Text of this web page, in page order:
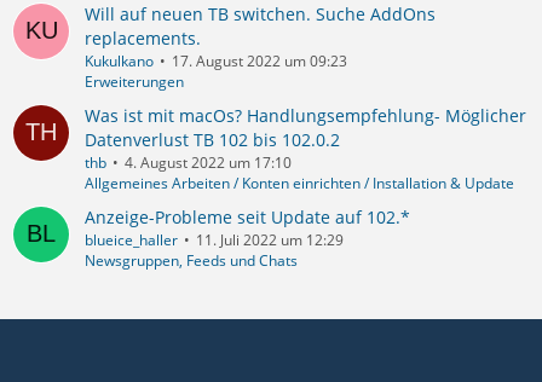
Will auf neuen TB switchen. Suche AddOns
replacements.
Kukulkano
17. August 2022 um 09:23
Erweiterungen
Was ist mit macOs? Handlungsempfehlung- Möglicher
Datenverlust TB 102 bis 102.0.2
thb
4. August 2022 um 17:10
Allgemeines Arbeiten / Konten einrichten / Installation & Update
Anzeige-Probleme seit Update auf 102.*
blueice_haller
11. Juli 2022 um 12:29
Newsgruppen, Feeds und Chats